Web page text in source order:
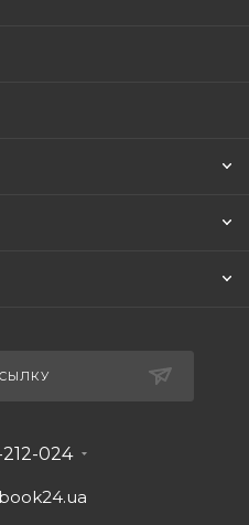
024